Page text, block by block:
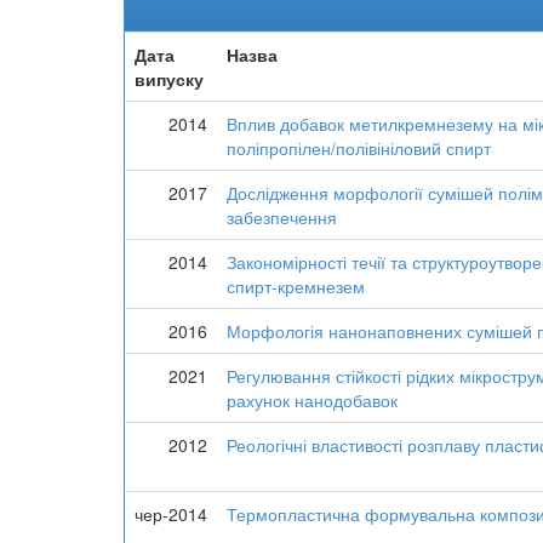
Дата
випуску
Назва
2014
Вплив добавок метилкремнезему на
поліпропілен/полівініловий спирт
2017
Дослідження морфології сумішей
забезпечення
2014
Закономірності течії та
спирт-кремнезем
2016
Морфологія нанонаповнених сумішей
2021
Регулювання стійкості рідких
рахунок нанодобавок
2012
Реологічні властивості розплаву
чер-2014
Термопластична формувальна